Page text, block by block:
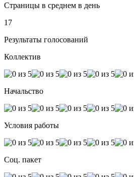
Страницы в среднем в день
17
Результаты голосований
Коллектив
Начальство
Условия работы
Соц. пакет